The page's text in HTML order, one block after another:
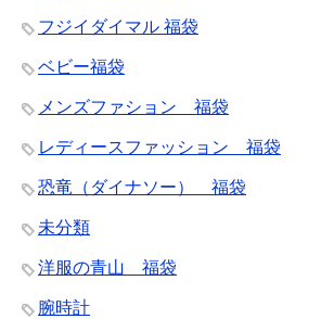
フジイダイマル 福袋
ベビー福袋
メンズファション 福袋
レディースファッション 福袋
恐竜（ダイナソー） 福袋
未分類
洋服の青山 福袋
腕時計